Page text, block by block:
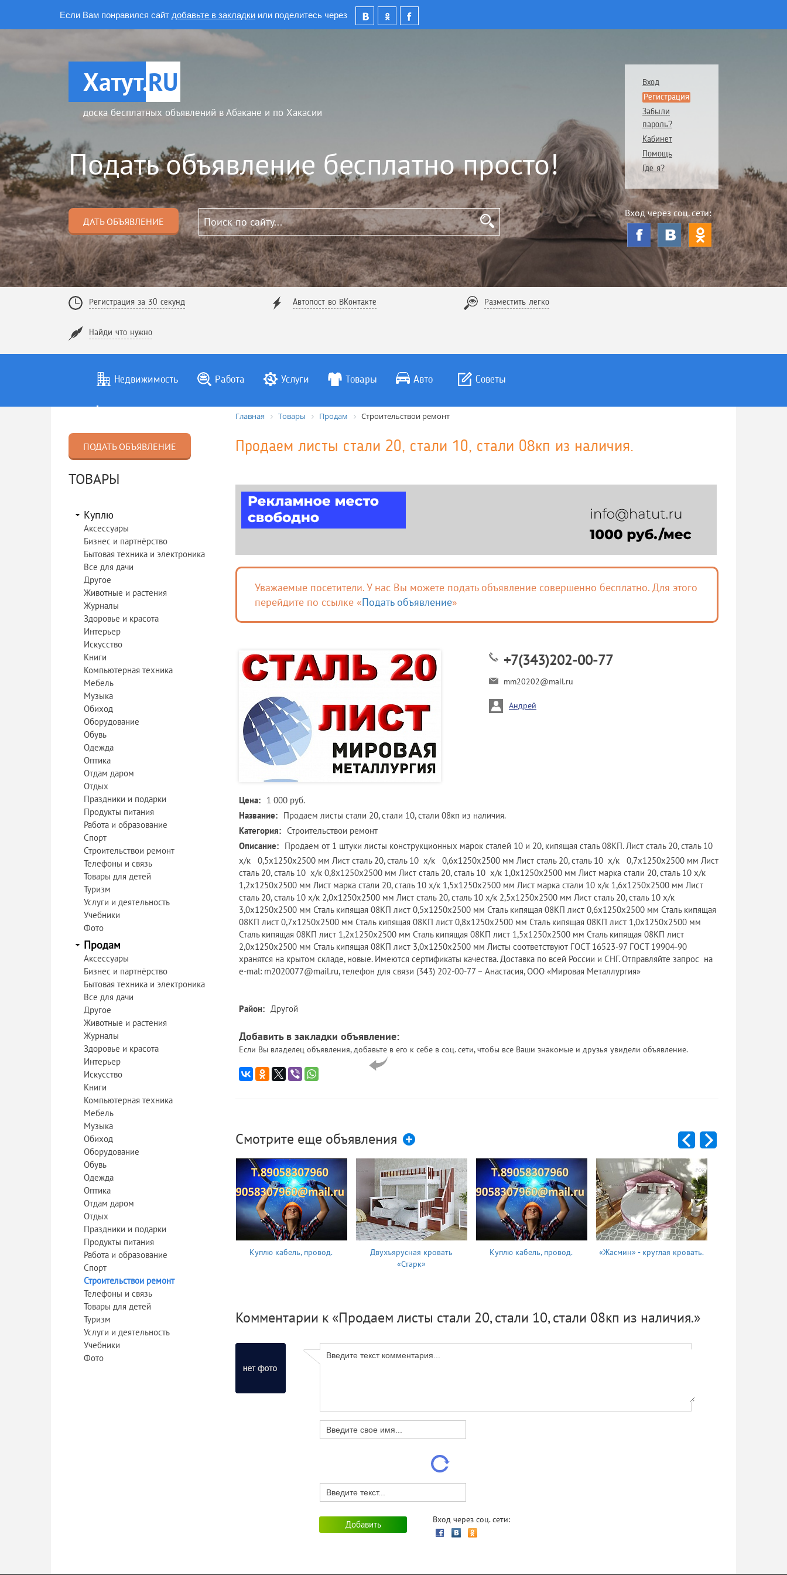
Если Вам понравился сайт добавьте в закладки или поделитесь через
Хатут.RU
доска бесплатных объявлений в Абакане и по Хакасии
Подать объявление бесплатно просто!
ДАТЬ ОБЪЯВЛЕНИЕ
Вход
Регистрация
Забыли
пароль?
Кабинет
Помощь
Где я?
Вход через соц. сети:
Регистрация за 30 секунд Автопост во ВКонтакте Разместить легко
Найди что нужно
Недвижимость Работа Услуги Товары Авто Советы
ПОДАТЬ ОБЪЯВЛЕНИЕ
ТОВАРЫ
Куплю
Аксессуары
Бизнес и партнёрство
Бытовая техника и электроника
Все для дачи
Другое
Животные и растения
Журналы
Здоровье и красота
Интерьер
Искусство
Книги
Компьютерная техника
Мебель
Музыка
Обиход
Оборудование
Обувь
Одежда
Оптика
Отдам даром
Отдых
Праздники и подарки
Продукты питания
Работа и образование
Спорт
Строительствои ремонт
Телефоны и связь
Товары для детей
Туризм
Услуги и деятельность
Учебники
Фото
Продам
Аксессуары
Бизнес и партнёрство
Бытовая техника и электроника
Все для дачи
Другое
Животные и растения
Журналы
Здоровье и красота
Интерьер
Искусство
Книги
Компьютерная техника
Мебель
Музыка
Обиход
Оборудование
Обувь
Одежда
Оптика
Отдам даром
Отдых
Праздники и подарки
Продукты питания
Работа и образование
Спорт
Строительствои ремонт
Телефоны и связь
Товары для детей
Туризм
Услуги и деятельность
Учебники
Фото
Главная Товары Продам Строительствои ремонт
Продаем листы стали 20, стали 10, стали 08кп из наличия.
Уважаемые посетители. У нас Вы можете подать объявление совершенно бесплатно. Для этого
перейдите по ссылке «Подать объявление»
+7(343)202-00-77
mm20202@mail.ru
Андрей
Цена: 1 000 руб.
Название: Продаем листы стали 20, стали 10, стали 08кп из наличия.
Категория: Строительствои ремонт
Описание: Продаем от 1 штуки листы конструкционных марок сталей 10 и 20, кипящая сталь 08КП. Лист сталь 20, сталь 10
х/к 0,5х1250х2500 мм Лист сталь 20, сталь 10 х/к 0,6х1250х2500 мм Лист сталь 20, сталь 10 х/к 0,7х1250х2500 мм Лист
сталь 20, сталь 10 х/к 0,8х1250х2500 мм Лист сталь 20, сталь 10 х/к 1,0х1250х2500 мм Лист марка стали 20, сталь 10 х/к
1,2х1250х2500 мм Лист марка стали 20, сталь 10 х/к 1,5х1250х2500 мм Лист марка стали 10 х/к 1,6х1250х2500 мм Лист
сталь 20, сталь 10 х/к 2,0х1250х2500 мм Лист сталь 20, сталь 10 х/к 2,5х1250х2500 мм Лист сталь 20, сталь 10 х/к
3,0х1250х2500 мм Сталь кипящая 08КП лист 0,5х1250х2500 мм Сталь кипящая 08КП лист 0,6х1250х2500 мм Сталь кипящая
08КП лист 0,7х1250х2500 мм Сталь кипящая 08КП лист 0,8х1250х2500 мм Сталь кипящая 08КП лист 1,0х1250х2500 мм
Сталь кипящая 08КП лист 1,2х1250х2500 мм Сталь кипящая 08КП лист 1,5х1250х2500 мм Сталь кипящая 08КП лист
2,0х1250х2500 мм Сталь кипящая 08КП лист 3,0х1250х2500 мм Листы соответствуют ГОСТ 16523-97 ГОСТ 19904-90
хранятся на крытом складе, новые. Имеются сертификаты качества. Доставка по всей России и СНГ. Отправляйте запрос на
e-mal: m2020077@mail.ru, телефон для связи (343) 202-00-77 – Анастасия, ООО «Мировая Металлургия»
Район: Другой
Добавить в закладки объявление:
Если Вы владелец объявления, добавьте в его к себе в соц. сети, чтобы все Ваши знакомые и друзья увидели объявление.
Смотрите еще объявления
Куплю кабель, провод.
Двухъярусная кровать
«Старк»
Куплю кабель, провод. «Жасмин» - круглая кровать.
Комментарии к «Продаем листы стали 20, стали 10, стали 08кп из наличия.»
Вход через соц. сети: